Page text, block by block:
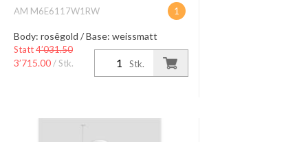
1
AM M6E6117W1RW
Body: rosêgold / Base: weissmatt
stufenlose Höhenverstellung 50-200cm
Lichtwirkung table (wide) high color
2700K-4000K Lichtsteuerung bauseits
Stk.
Statt4’031.50
3’715.00 / Stk.